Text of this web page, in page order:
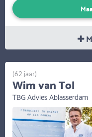
(62 jaar)
Wim van Tol
TBG Advies Ablasserdam